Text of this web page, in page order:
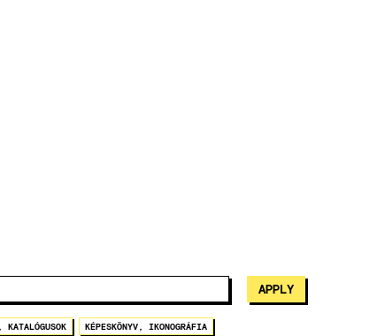
KATALÓGUSOK KÉPESKÖNYV, IKONOGRÁFIA